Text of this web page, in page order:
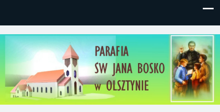
Parafia św, Jana Bosko w
Olsztynie
Gutkowo, ul. Żółkiewskiego 1